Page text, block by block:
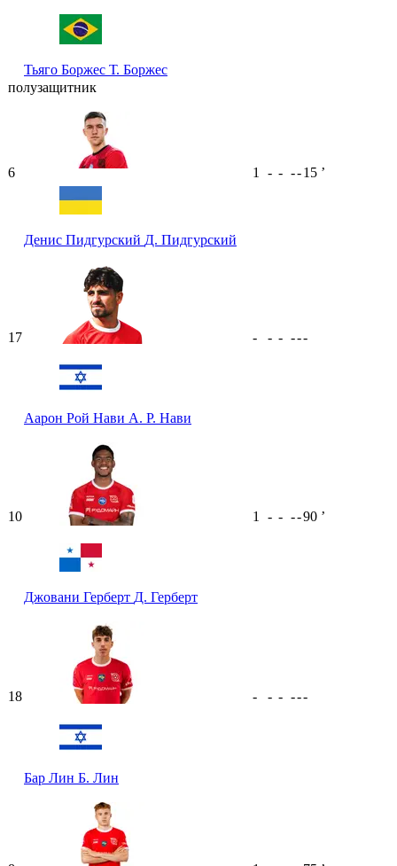
Тьяго Боржес Т. Боржес
полузащитник
6
Денис Пидгурский Д. Пидгурский
1 - - --15 ʼ
17
Аарон Рой Нави А. Р. Нави
- - - ---
10
Джовани Герберт Д. Герберт
1 - - --90 ʼ
18
Бар Лин Б. Лин
- - - ---